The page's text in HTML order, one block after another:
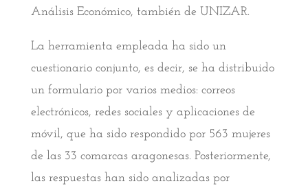
Análisis Económico, también de UNIZAR.
La herramienta empleada ha sido un
cuestionario conjunto, es decir, se ha distribuido
un formulario por varios medios: correos
electrónicos, redes sociales y aplicaciones de
móvil, que ha sido respondido por 563 mujeres
de las 33 comarcas aragonesas. Posteriormente,
las respuestas han sido analizadas por